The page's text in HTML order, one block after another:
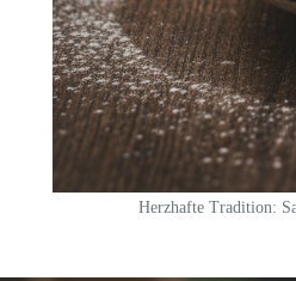
Herzhafte Tradition: